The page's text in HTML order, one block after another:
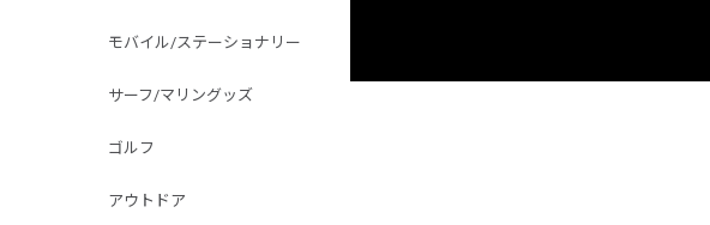
モバイル/ステーショナリー
サーフ/マリングッズ
ゴルフ
アウトドア